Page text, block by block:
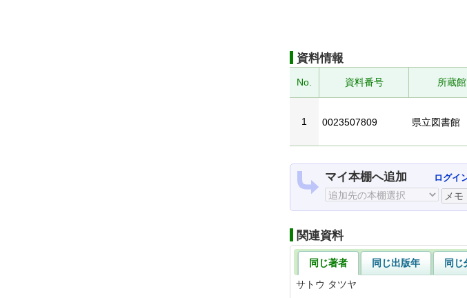
資料情報
No. 資料番号 所蔵館
1 0023507809 県立図書館
マイ本棚へ追加 ログイ
関連資料
同じ著者 同じ出版年 同じ
サトウ タツヤ